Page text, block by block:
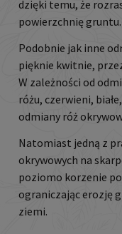
dzięki temu, że
powierzchnię gruntu.
Podobnie jak inne
pięknie kwitnie,
W zależności od
różu, czerwieni,
odmiany róż
Natomiast jedną z
okrywowych na
poziomo korzenie
ograniczając erozję
ziemi.